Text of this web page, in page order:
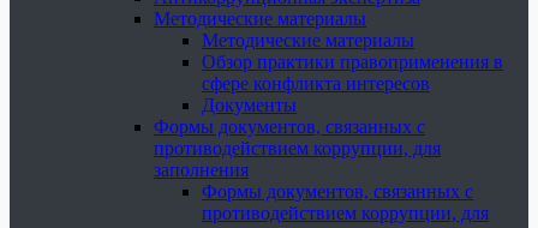
Методические материалы
Методические материалы
Обзор практики правоприменения в
сфере конфликта интересов
Документы
Формы документов, связанных с
противодействием коррупции, для
заполнения
Формы документов, связанных с
противодействием коррупции, для